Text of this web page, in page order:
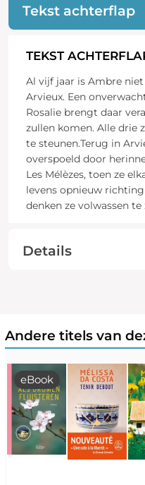
Tekst achterflap
TEKST
Al vijf jaar is Ambre
Arvieux. Een
Rosalie brengt daar
zullen komen. Alle drie
te steunen.Terug in
overspoeld door
Les Mélèzes, toen ze
levens opnieuw
denken ze volwassen te
Details
Andere titels van
eBook